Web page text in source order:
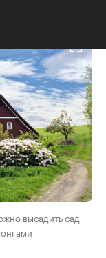
высадить сад